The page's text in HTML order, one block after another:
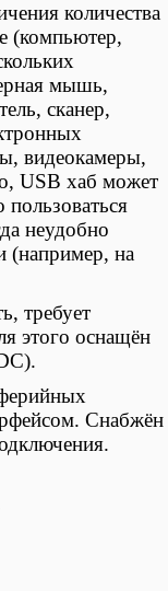
количества
(компьютер,
мышь,
сканер,
видеокамеры,
USB хаб может
пользоваться
неудобно
(например, на
требует
этого оснащён
Снабжён